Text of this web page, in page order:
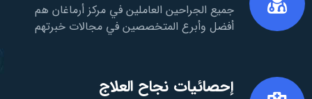
جميع الجراحين العاملين في مركز أرماغان هم
أفضل وأبرع المتخصصين في مجالات خبرتهم
إحصائيات نجاح العلاج